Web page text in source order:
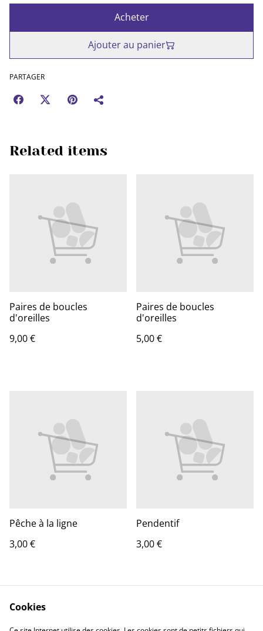
Acheter
Ajouter au panier
PARTAGER
Related items
Paires de boucles
d'oreilles
9,00 €
Paires de boucles
d'oreilles
5,00 €
Pêche à la ligne
3,00 €
Pendentif
3,00 €
Cookies